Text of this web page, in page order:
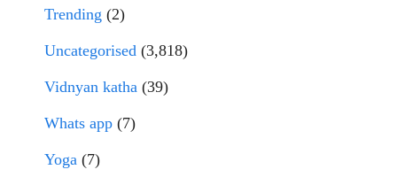
Trending (2)
Uncategorised (3,818)
Vidnyan katha (39)
Whats app (7)
Yoga (7)